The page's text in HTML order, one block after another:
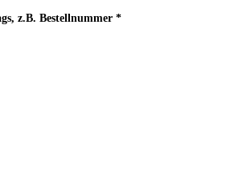
z.B. Bestellnummer *